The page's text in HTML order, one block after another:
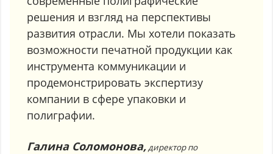
решения и взгляд на перспективы
развития отрасли. Мы хотели показать
возможности печатной продукции как
инструмента коммуникации и
продемонстрировать экспертизу
компании в сфере упаковки и
полиграфии.
Галина Соломонова,директор по